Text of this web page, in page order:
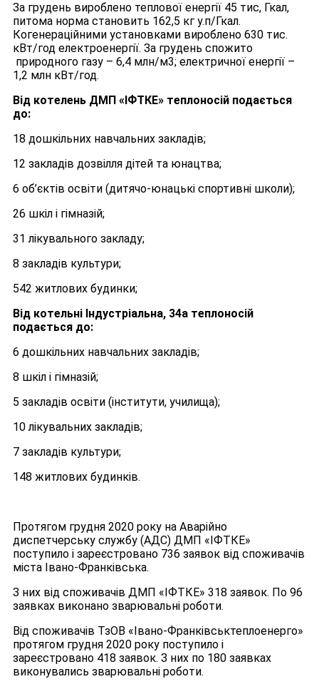
За грудень вироблено теплової енергії 45 тис, Гкал,
питома норма становить 162,5 кг у.п/Гкал.
Когенераційними установками вироблено 630 тис.
кВт/год електроенергії. За грудень спожито
природного газу – 6,4 млн/м3; електричної енергії –
1,2 млн кВт/год.
Від котелень ДМП «ІФТКЕ» теплоносій подається
до:
18 дошкільних навчальних закладів;
12 закладів дозвілля дітей та юнацтва;
6 об’єктів освіти (дитячо-юнацькі спортивні школи);
26 шкіл і гімназій;
31 лікувального закладу;
8 закладів культури;
542 житлових будинки;
Від котельні Індустріальна, 34а теплоносій
подається до:
6 дошкільних навчальних закладів;
8 шкіл і гімназій;
5 закладів освіти (інститути, училища);
10 лікувальних закладів;
7 закладів культури;
148 житлових будинків.
Протягом грудня 2020 року на Аварійно
диспетчерську службу (АДС) ДМП «ІФТКЕ»
поступило і зареєстровано 736 заявок від споживачів
міста Івано-Франківська.
З них від споживачів ДМП «ІФТКЕ» 318 заявок. По 96
заявках виконано зварювальні роботи.
Від споживачів ТзОВ «Івано-Франківськтеплоенерго»
протягом грудня 2020 року поступило і
зареєстровано 418 заявок. З них по 180 заявках
виконувались зварювальні роботи.